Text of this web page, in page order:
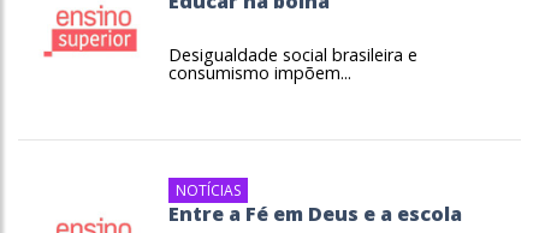
Desigualdade social brasileira e
consumismo impõem...
NOTÍCIAS
Entre a Fé em Deus e a escola